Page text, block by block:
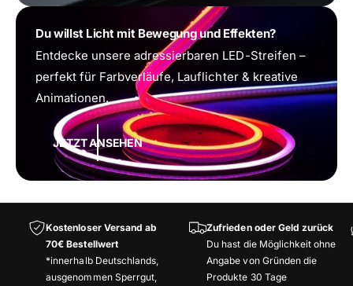
Du willst Licht mit Bewegung und Effekten?
Entdecke unsere adressierbaren LED-Streifen –
perfekt für Farbverläufe, Lauflichter & kreative
Animationen.
JETZT ANSEHEN
Kostenloser Versand ab
70€ Bestellwert
*innerhalb Deutschlands,
ausgenommen Sperrgut,
Zufrieden oder Geld zurück
Du hast die Möglichkeit ohne
Angabe von Gründen die
Produkte 30 Tage